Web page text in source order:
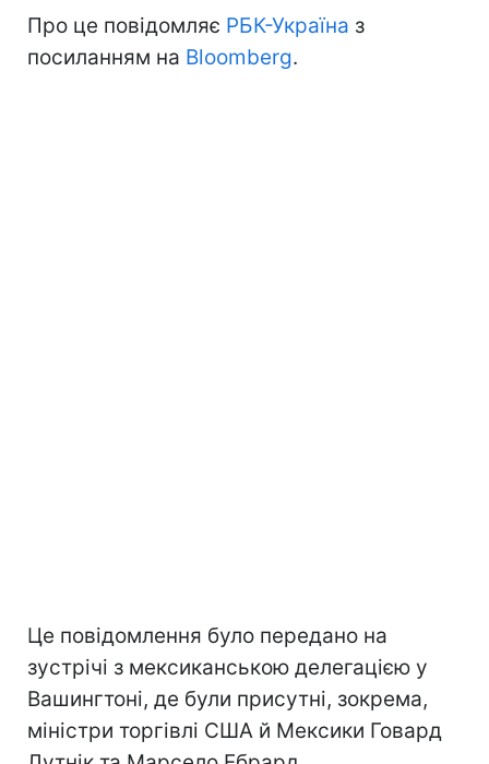
Про це повідомляє РБК-Україна з
посиланням на Bloomberg.
Це повідомлення було передано на
зустрічі з мексиканською делегацією у
Вашингтоні, де були присутні, зокрема,
міністри торгівлі США й Мексики Говард